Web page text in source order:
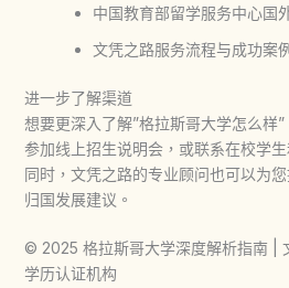
中国教育部留学服务中心国
文凭之路服务流程与成功案
进一步了解渠道
想要更深入了解”格拉斯哥大学怎么样”
参加线上招生说明会，或联系在校学
同时，文凭之路的专业顾问也可以为
归国发展建议。
© 2025 格拉斯哥大学深度解析指南 |
学历认证机构